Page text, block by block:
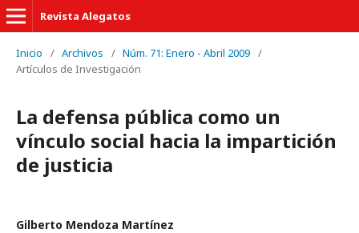
Revista Alegatos
Inicio / Archivos / Núm. 71: Enero - Abril 2009 /
Artículos de Investigación
La defensa pública como un
vínculo social hacia la impartición
de justicia
Gilberto Mendoza Martínez